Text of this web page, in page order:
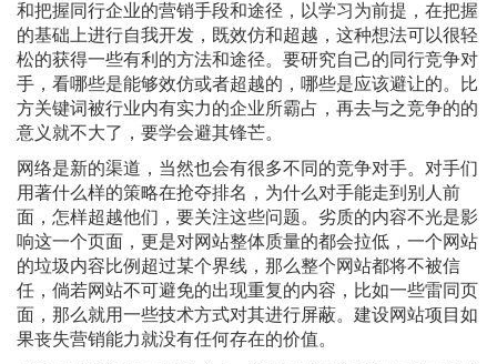
和把握同行企业的营销手段和途径，以学习为前提，在把握
的基础上进行自我开发，既效仿和超越，这种想法可以很轻
松的获得一些有利的方法和途径。要研究自己的同行竞争对
手，看哪些是能够效仿或者超越的，哪些是应该避让的。比
方关键词被行业内有实力的企业所霸占，再去与之竞争的的
意义就不大了，要学会避其锋芒。
网络是新的渠道，当然也会有很多不同的竞争对手。对手们
用著什么样的策略在抢夺排名，为什么对手能走到别人前
面，怎样超越他们，要关注这些问题。劣质的内容不光是影
响这一个页面，更是对网站整体质量的都会拉低，一个网站
的垃圾内容比例超过某个界线，那么整个网站都将不被信
任，倘若网站不可避免的出现重复的内容，比如一些雷同页
面，那么就用一些技术方式对其进行屏蔽。建设网站项目如
果丧失营销能力就没有任何存在的价值。